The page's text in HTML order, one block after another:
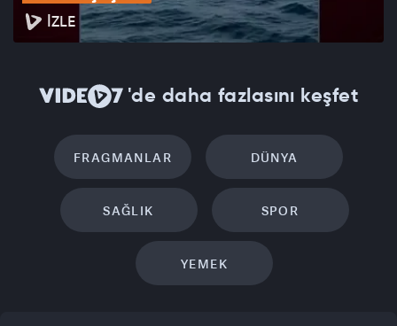
İZLE
'de daha fazlasını keşfet
FRAGMANLAR DÜNYA
SAĞLIK SPOR
YEMEK